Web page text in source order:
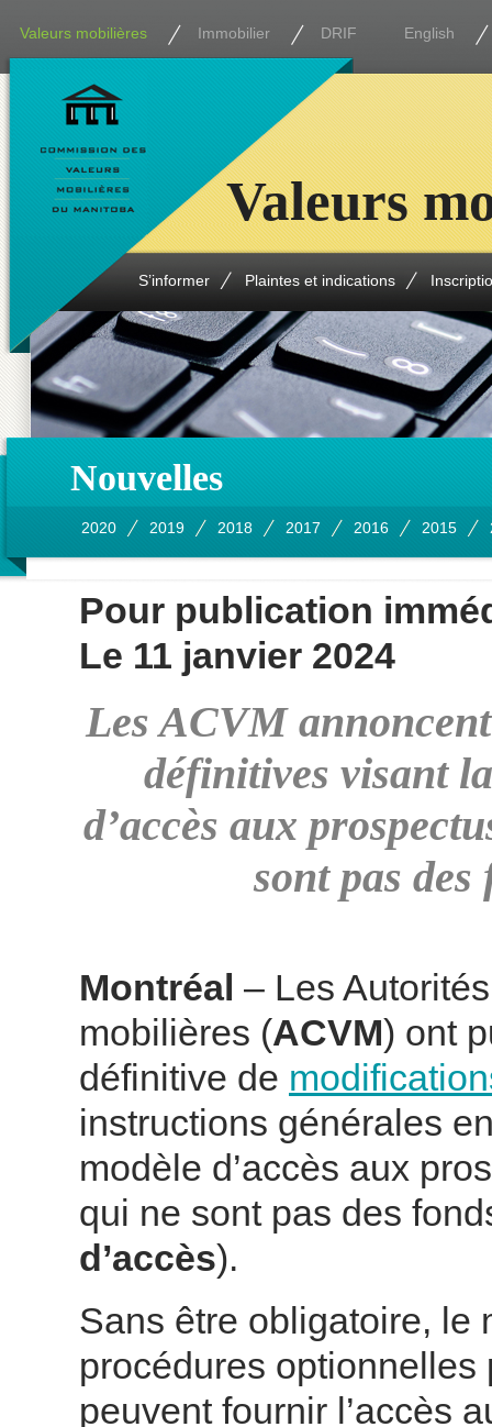
Valeurs mobilières Immobilier DRIF English
S’informer Plaintes et indications
Valeurs
Nouvelles
2020 2019 2018 2017 2016 2015
Pour publication
Le 11 janvier 2024
Les ACVM
définitives visant
d’accès aux
sont pas des
Montréal – Les
mobilières (ACVM) ont
définitive de
instructions générales
modèle d’accès aux
qui ne sont pas des
d’accès).
Sans être obligatoire, le
procédures
peuvent fournir l’accès